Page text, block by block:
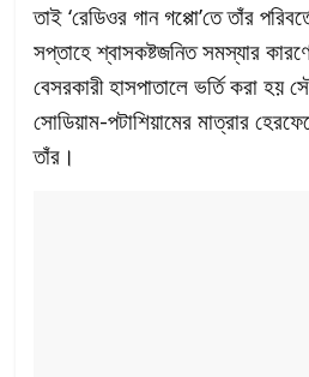
তাই ‘রেডিওর গান গপ্পো’তে তাঁর
সপ্তাহে শ্বাসকষ্টজনিত সমস্যার
বেসরকারী হাসপাতালে ভর্তি করা
সোডিয়াম-পটাশিয়ামের মাত্রার
তাঁর।